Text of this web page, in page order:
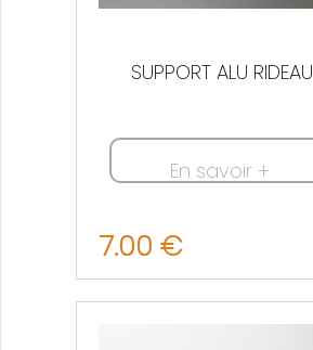
SUPPORT ALU RIDEAU
En savoir +
7.00 €
Nous contacter